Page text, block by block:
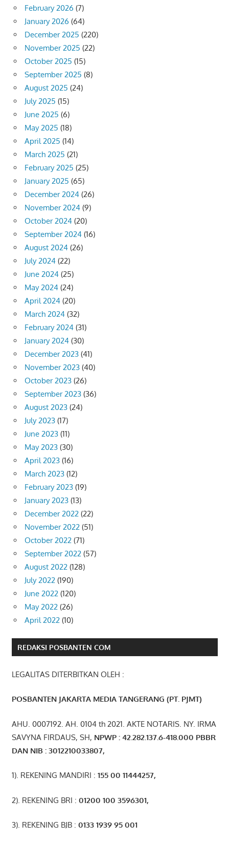
February 2026 (7)
January 2026 (64)
December 2025 (220)
November 2025 (22)
October 2025 (15)
September 2025 (8)
August 2025 (24)
July 2025 (15)
June 2025 (6)
May 2025 (18)
April 2025 (14)
March 2025 (21)
February 2025 (25)
January 2025 (65)
December 2024 (26)
November 2024 (9)
October 2024 (20)
September 2024 (16)
August 2024 (26)
July 2024 (22)
June 2024 (25)
May 2024 (24)
April 2024 (20)
March 2024 (32)
February 2024 (31)
January 2024 (30)
December 2023 (41)
November 2023 (40)
October 2023 (26)
September 2023 (36)
August 2023 (24)
July 2023 (17)
June 2023 (11)
May 2023 (30)
April 2023 (16)
March 2023 (12)
February 2023 (19)
January 2023 (13)
December 2022 (22)
November 2022 (51)
October 2022 (71)
September 2022 (57)
August 2022 (128)
July 2022 (190)
June 2022 (120)
May 2022 (26)
April 2022 (10)
REDAKSI POSBANTEN COM
LEGALITAS DITERBITKAN OLEH :
POSBANTEN JAKARTA MEDIA TANGERANG (PT. PJMT)
AHU. 0007192. AH. 0104 th 2021. AKTE NOTARIS. NY. IRMA
SAVYNA FIRDAUS, SH, NPWP : 42. 282 .137.6-418.000 PBBR
DAN NIB :3012210033807,
1). REKENING MANDIRI : 155 00 11444257,
2). REKENING BRI : 01200 100 3596301,
3). REKENING BJB : 0133 1939 95 001